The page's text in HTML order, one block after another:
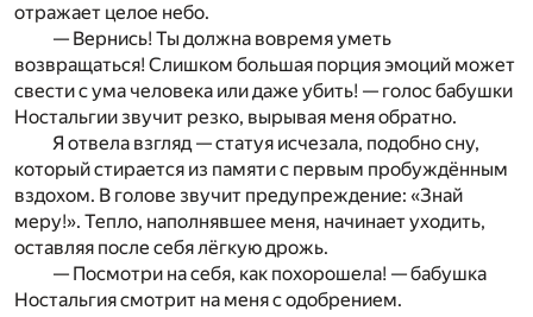
отражает целое небо.
— Вернись! Ты должна вовремя уметь
возвращаться! Слишком большая порция эмоций может
свести с ума человека или даже убить! — голос бабушки
Ностальгии звучит резко, вырывая меня обратно.
Я отвела взгляд — статуя исчезала, подобно сну,
который стирается из памяти с первым пробуждённым
вздохом. В голове звучит предупреждение: «Знай
меру!». Тепло, наполнявшее меня, начинает уходить,
оставляя после себя лёгкую дрожь.
— Посмотри на себя, как похорошела! — бабушка
Ностальгия смотрит на меня с одобрением.